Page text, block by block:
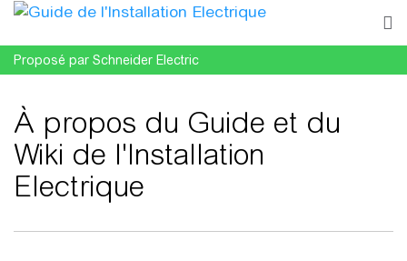
Proposé par Schneider Electric
À propos du Guide et du
Wiki de l'Installation
Electrique